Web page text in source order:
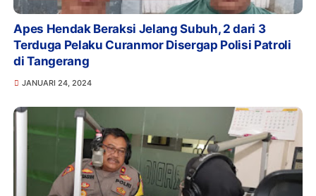
Apes Hendak Beraksi Jelang Subuh, 2 dari 3
Terduga Pelaku Curanmor Disergap Polisi Patroli
di Tangerang
JANUARI 24, 2024